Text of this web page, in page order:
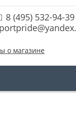
8 (495) 532-94-39
о магазине